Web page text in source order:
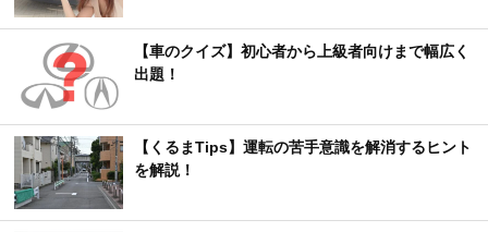
【車のクイズ】初心者から上級者向けまで幅広く
出題！
【くるまTips】運転の苦手意識を解消するヒント
を解説！